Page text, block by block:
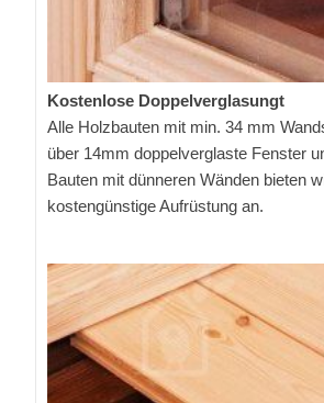
Kostenlose Doppelverglasungt
Alle Holzbauten mit min. 34 mm
über 14mm doppelverglaste Fenster
Bauten mit dünneren Wänden bieten
kostengünstige Aufrüstung an.